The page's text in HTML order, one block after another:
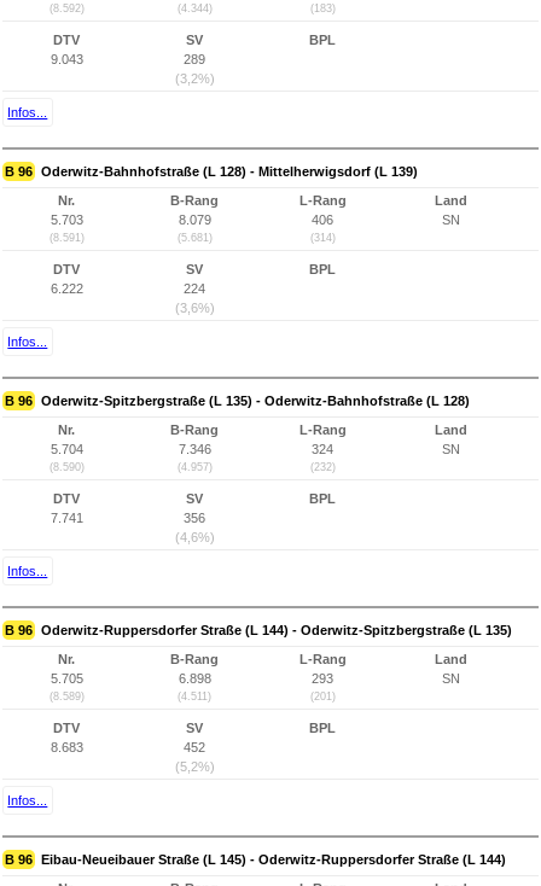
(8.592) (4.344) (183)
DTV
9.043
SV
289
(3,2%)
BPL
Infos...
B 96 Oderwitz-Bahnhofstraße (L 128) - Mittelherwigsdorf (L 139)
Nr.
5.703
(8.591)
B-Rang
8.079
(5.681)
L-Rang
406
(314)
Land
SN
DTV
6.222
SV
224
(3,6%)
BPL
Infos...
B 96 Oderwitz-Spitzbergstraße (L 135) - Oderwitz-Bahnhofstraße (L 128)
Nr.
5.704
(8.590)
B-Rang
7.346
(4.957)
L-Rang
324
(232)
Land
SN
DTV
7.741
SV
356
(4,6%)
BPL
Infos...
B 96 Oderwitz-Ruppersdorfer Straße (L 144) - Oderwitz-Spitzbergstraße (L 135)
Nr.
5.705
(8.589)
B-Rang
6.898
(4.511)
L-Rang
293
(201)
Land
SN
DTV
8.683
SV
452
(5,2%)
BPL
Infos...
B 96 Eibau-Neueibauer Straße (L 145) - Oderwitz-Ruppersdorfer Straße (L 144)